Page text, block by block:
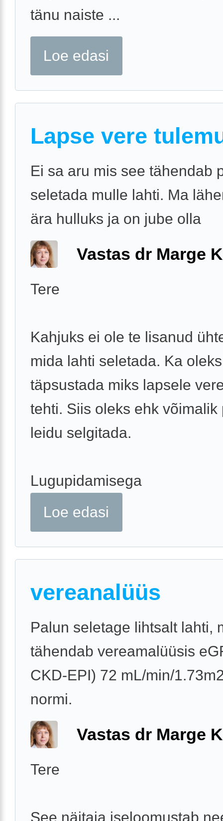
tänu naiste ...
Loe edasi
Lapse vere
Ei sa aru mis see tähendab
seletada mulle lahti. Ma
ära hulluks ja on jube olla
Vastas dr Marge
Tere
Kahjuks ei ole te lisanud
mida lahti seletada. Ka
täpsustada miks lapsele
tehti. Siis oleks ehk võimalik
leidu selgitada.
Lugupidamisega
Loe edasi
vereanalüüs
Palun seletage lihtsalt lahti,
tähendab vereamalüüsis
CKD-EPI) 72 mL/min/
normi.
Vastas dr Marge
Tere
See näitaja iseloomustab